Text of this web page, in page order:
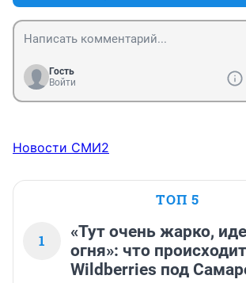
Гость
Войти
Новости СМИ2
ТОП 5
1
«Тут очень жарко,
огня»: что
Wildberries под